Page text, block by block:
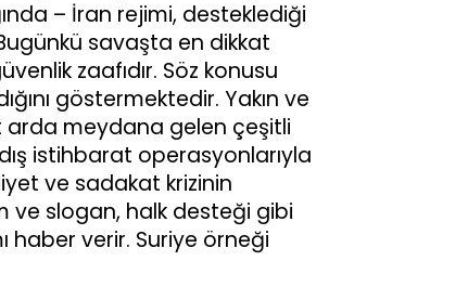
– İran rejimi, desteklediği
savaşta en dikkat
zaafıdır. Söz konusu
göstermektedir. Yakın ve
arda meydana gelen çeşitli
istihbarat operasyonlarıyla
ve sadakat krizinin
ve slogan, halk desteği gibi
haber verir. Suriye örneği